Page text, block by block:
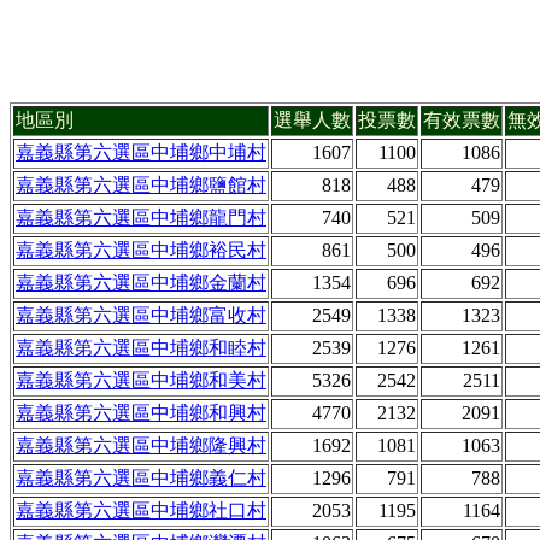
地區別 選舉人數 投票數 有效票數 無
嘉義縣第六選區中埔鄉中埔村
1607 1100
1086
嘉義縣第六選區中埔鄉鹽館村
818 488
479
嘉義縣第六選區中埔鄉龍門村
740 521
509
嘉義縣第六選區中埔鄉裕民村
861 500
496
嘉義縣第六選區中埔鄉金蘭村
1354 696
692
嘉義縣第六選區中埔鄉富收村
2549 1338
1323
嘉義縣第六選區中埔鄉和睦村
2539 1276
1261
嘉義縣第六選區中埔鄉和美村
5326 2542
2511
嘉義縣第六選區中埔鄉和興村
4770 2132
2091
嘉義縣第六選區中埔鄉隆興村
1692 1081
1063
嘉義縣第六選區中埔鄉義仁村
1296 791
788
嘉義縣第六選區中埔鄉社口村
2053 1195
1164